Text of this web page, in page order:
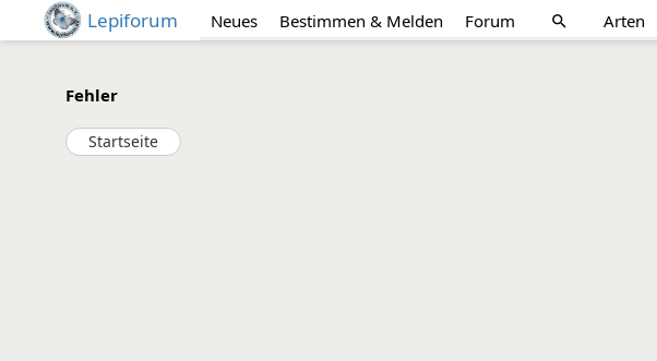
Lepiforum Neues Bestimmen & Melden Forum search Arten
Fehler
Startseite